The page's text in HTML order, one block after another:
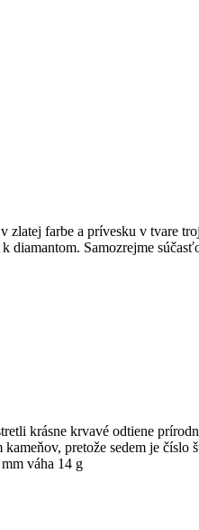
farbe a prívesku v tvare
Samozrejme
krásne krvavé odtiene
pretože sedem je
váha 14 g